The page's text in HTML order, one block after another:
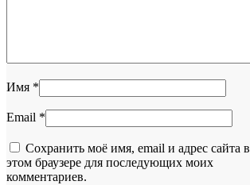
Имя *
Email *
Сохранить моё имя, email и адрес сайта в
этом браузере для последующих моих
комментариев.